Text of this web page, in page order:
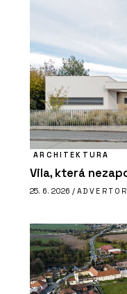
ARCHITEKTURA
Vila, která
25. 6. 2026 /